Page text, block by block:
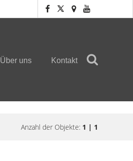
Über uns Kontakt
Anzahl der Objekte: 1 | 1